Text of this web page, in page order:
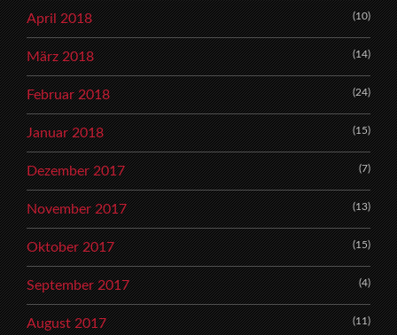
April 2018 (10)
März 2018 (14)
Februar 2018 (24)
Januar 2018 (15)
Dezember 2017 (7)
November 2017 (13)
Oktober 2017 (15)
September 2017 (4)
August 2017 (11)